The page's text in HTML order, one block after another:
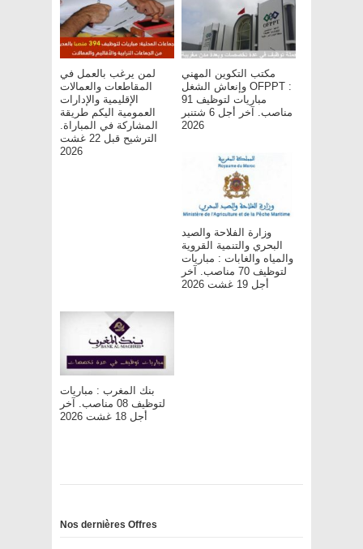
لمن يرغب بالعمل في
المقاطعات والعمالات
الإقليمية والإدارات
العمومية اليكم طريقة
المشاركة في المباراة.
الترشيح قبل 22 غشت
2026
مكتب التكوين المهني
وإنعاش الشغل OFPPT :
مباريات لتوظيف 91
مناصب. آخر أجل 6 شتنبر
2026
وزارة الفلاحة والصيد
البحري والتنمية القروية
والمياه والغابات : مباريات
لتوظيف 70 مناصب. آخر
أجل 19 غشت 2026
بنك المغرب : مباريات
لتوظيف 08 مناصب. آخر
أجل 18 غشت 2026
Nos dernières Offres